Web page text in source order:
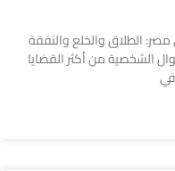
الطلاق والخلع والنفقة
الشخصية من أكثر القضايا